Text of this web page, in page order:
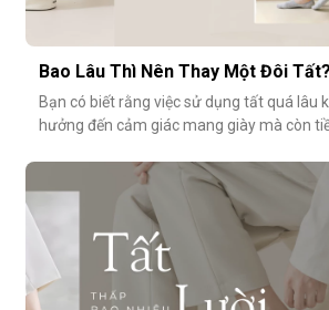
Bao Lâu Thì Nên Thay Một Đôi Tất?
Bạn có biết rằng việc sử dụng tất quá lâu
hưởng đến cảm giác mang giày mà còn
Cùng GOMTAT tìm hiểu nhé.Tuổi thọ
tất là bao lâu?Trung bình, một đôi tất sử